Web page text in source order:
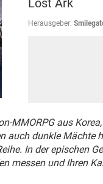
Lost Ark
Herausgeber:
MMORPG aus
auch dunkle Mächte
In der epischen
messen und Ihren